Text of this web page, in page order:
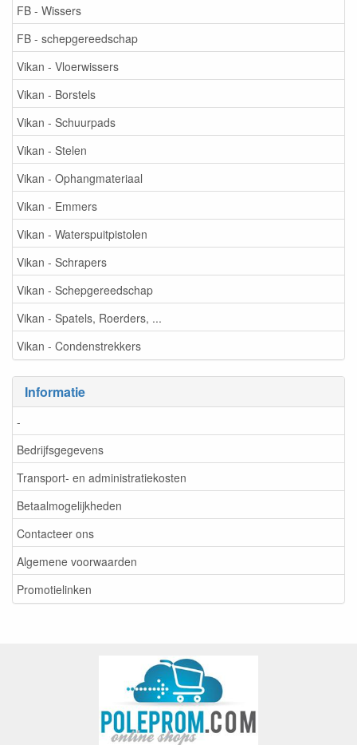
FB - Wissers
FB - schepgereedschap
Vikan - Vloerwissers
Vikan - Borstels
Vikan - Schuurpads
Vikan - Stelen
Vikan - Ophangmateriaal
Vikan - Emmers
Vikan - Waterspuitpistolen
Vikan - Schrapers
Vikan - Schepgereedschap
Vikan - Spatels, Roerders, ...
Vikan - Condenstrekkers
Informatie
-
Bedrijfsgegevens
Transport- en administratiekosten
Betaalmogelijkheden
Contacteer ons
Algemene voorwaarden
Promotielinken